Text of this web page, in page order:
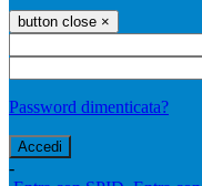
button close ×
Password dimenticata?
-